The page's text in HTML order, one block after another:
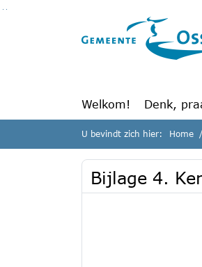
Ga naar de inhoud van deze pagina
Welkom! Denk,
U bevindt zich hier: Home
Bijlage 4.